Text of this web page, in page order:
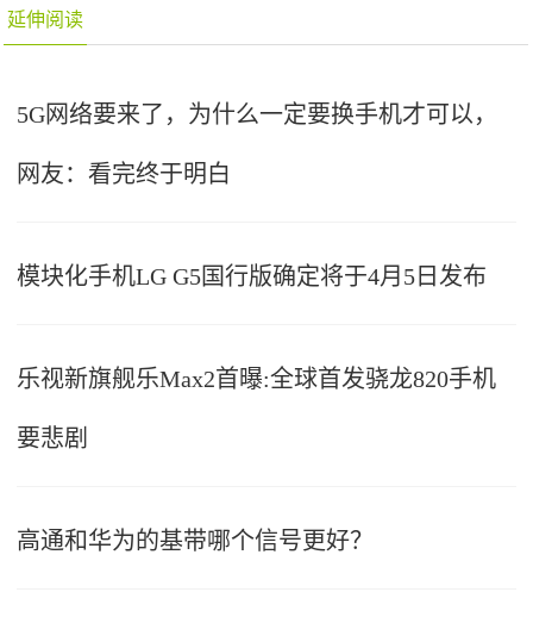
延伸阅读
5G网络要来了，为什么一定要换手机才可以，
网友：看完终于明白
模块化手机LG G5国行版确定将于4月5日发布
乐视新旗舰乐Max2首曝:全球首发骁龙820手机
要悲剧
高通和华为的基带哪个信号更好？